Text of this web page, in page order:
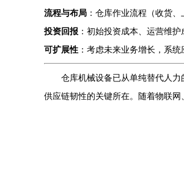
流程与布局 ：仓库作业流程（收货
投资回报 ：初始投资成本、运营维
可扩展性 ：考虑未来业务增长，系
仓库机械设备已从单纯替代人
供应链韧性的关键所在。随着物联